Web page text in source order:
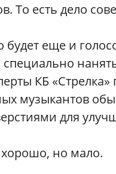
То есть дело
будет еще и
КБ
музыкантов
для
хорошо, но мало.